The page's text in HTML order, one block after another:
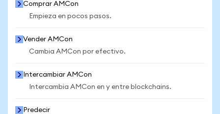
Comprar AMCon
Empieza en pocos pasos.
Vender AMCon
Cambia AMCon por efectivo.
Intercambiar AMCon
Intercambia AMCon en y entre blockchains.
Predecir